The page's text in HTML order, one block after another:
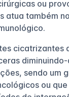
ou
atua também
cicatrizantes
sendo um
ou